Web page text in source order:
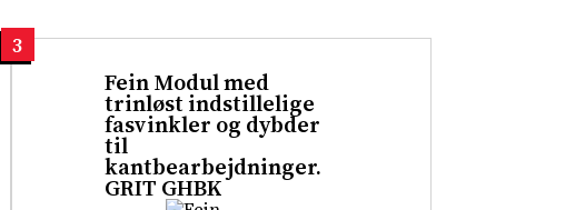
3
Fein Modul med
trinløst indstillelige
fasvinkler og dybder
til
kantbearbejdninger.
GRIT GHBK